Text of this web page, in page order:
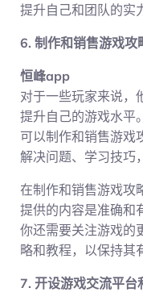
提升自己和团队的实
6. 制作和销售游戏攻
恒峰app
对于一些玩家来说，
提升自己的游戏水平
可以制作和销售游戏
解决问题、学习技巧
在制作和销售游戏攻
提供的内容是准确和
你还需要关注游戏的
略和教程，以保持其
7. 开设游戏交流平台